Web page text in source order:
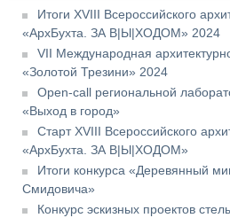
Итоги XVIII Всероссийского
«АрхБухта. ЗА В|Ы|ХОДОМ» 2024
VII Международная
«Золотой Трезини» 2024
Open-call региональной
«Выход в город»
Старт XVIII Всероссийского
«АрхБухта. ЗА В|Ы|ХОДОМ»
Итоги конкурса «Деревянный
Смидовича»
Конкурс эскизных проектов